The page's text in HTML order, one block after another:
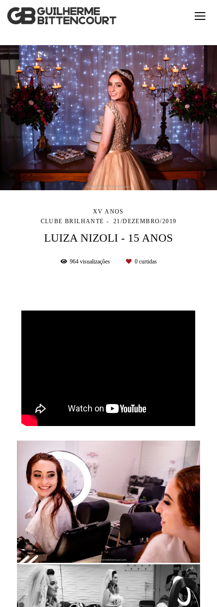
XV ANOS
CLUBE BRILHANTE
21/DEZEMBRO/2019
LUIZA NIZOLI - 15 ANOS
964visualizações 0curtidas